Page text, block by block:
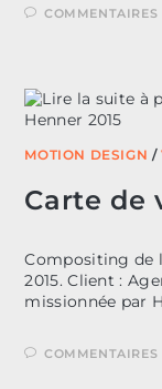
COMMENTAIRES
MOTION DESIGN /
Carte de
Compositing de
2015. Client :
missionnée par
COMMENTAIRES